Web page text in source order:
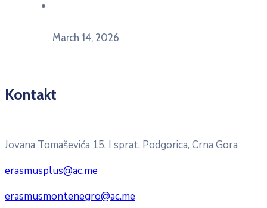
March 14, 2026
Kontakt
Jovana Tomaševića 15, I sprat, Podgorica, Crna Gora
erasmusplus@ac.me
erasmusmontenegro@ac.me